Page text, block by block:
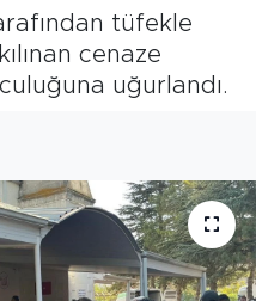
tüfekle
cenaze
uğurlandı.